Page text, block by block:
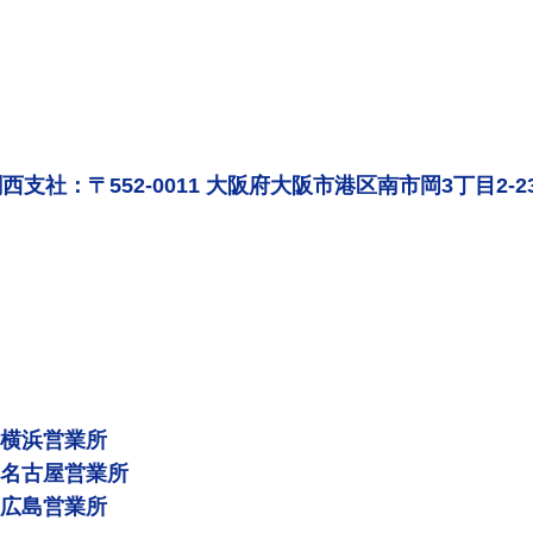
西支社：〒552-0011 大阪府大阪市港区南市岡3丁目2-
浜営業所
古屋営業所
島営業所